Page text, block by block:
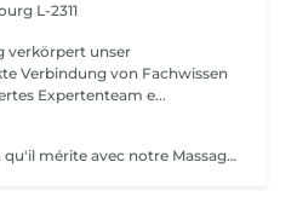
L-2311
verkörpert unser
Verbindung von Fachwissen
engagiertes Expertenteam e...
Offrez à votre dos l'attention qu'il mérite avec notre Massage du Dos. Une expérience qui cible spécifiquement les tensions accumulées dans la zone du dos, ce massage est un remède apaisant pour le stress et les douleurs musculaires. Nos thérapeutes experts utilisent des techniques spécialisées pour relâcher les nuds de tension, améliorer la circulation sanguine et rétablir le bien-être de votre dos. Laissez les soucis et les tensions s'envoler pendant que vous vous abandonnez à une oasis de relaxation. Redécouvrez la légèreté et le confort de votre dos, réservez votre séance dès aujourd'hui pour une détente totale.